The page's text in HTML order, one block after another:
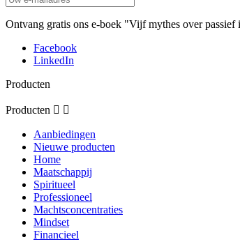
Ontvang gratis ons e-boek "Vijf mythes over
Facebook
LinkedIn
Producten
Producten  
Aanbiedingen
Nieuwe producten
Home
Maatschappij
Spiritueel
Professioneel
Machtsconcentraties
Mindset
Financieel